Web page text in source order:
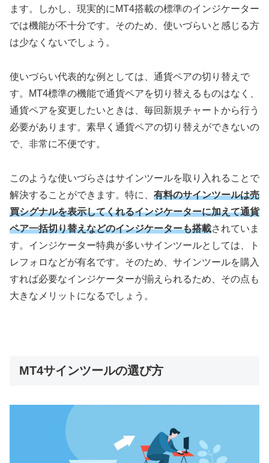
ます。しかし、現実的に MT4搭載の標準のインジケーター
では機能が不十分です。そのため、使いづらいと感じる方
は少なくないでしょう。
使いづらい代表的な例としては、通貨ペアの切り替えで
す。
MT4標準の機能で通貨ペアを切り替えるものはなく、
通貨ペアを変更したいときは、毎回新規チャートから行う
必要があります。素早く通貨ペアの切り替えができないの
で、非常に不便です。
このような使いづらさはサインツールを取り入れることで
解決することができます。特に、 有料のサインツールは売
買シグナルを表示してくれるインジケーターに加えて通貨
ペア一括切り替えなどのインジケーターも搭載されていま
す。インジケーター特典が多いサインツールとしては、ト
レフォロなどが有名です。そのため、サインツールを購入
すれば必要なインジケーターが揃えられるため、その点も
大きなメリットになるでしょう。
MT4サインツールの選び方